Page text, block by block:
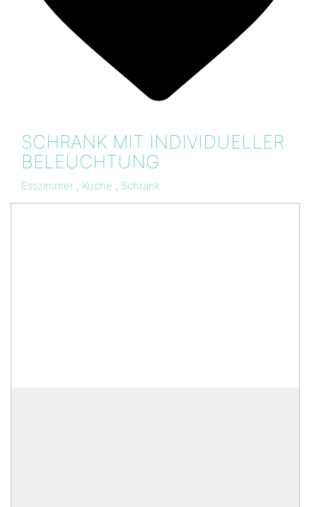
SCHRANK MIT INDIVIDUELLER
BELEUCHTUNG
Esszimmer , Küche , Schrank